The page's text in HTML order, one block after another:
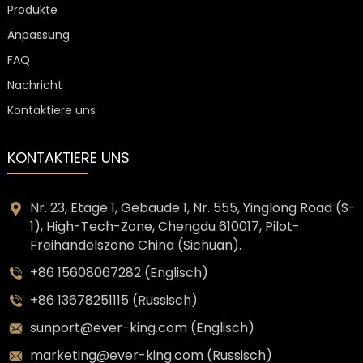
Produkte
Anpassung
FAQ
Nachricht
Kontaktiere uns
KONTAKTIERE UNS
Nr. 23, Etage 1, Gebäude 1, Nr. 555, Yinglong Road (S-
1), High-Tech-Zone, Chengdu 610017, Pilot-
Freihandelszone China (Sichuan).
+86 15608067282 (Englisch)
+86 13678251115 (Russisch)
sunport@ever-king.com (Englisch)
marketing@ever-king.com (Russisch)